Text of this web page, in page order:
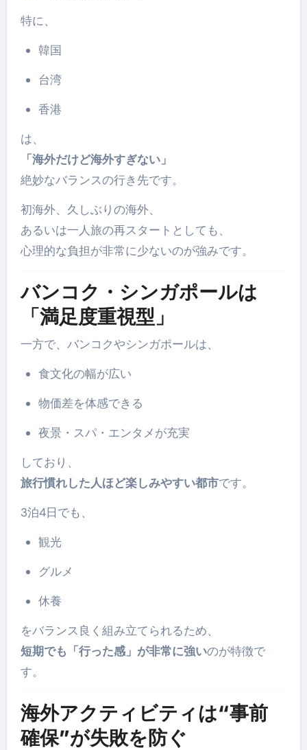
特に、
韓国
台湾
香港
は、
「海外だけど海外すぎない」
絶妙なバランスの行き先です。
初海外、久しぶりの海外、
あるいは一人旅の再スタートとしても、
心理的な負担が非常に少ないのが強みです。
バンコク・シンガポールは
「満足度重視型」
一方で、バンコクやシンガポールは、
食文化の幅が広い
物価差を体感できる
夜景・スパ・エンタメが充実
しており、
旅行慣れした人ほど楽しみやすい都市です。
3泊4日でも、
観光
グルメ
休養
をバランス良く組み立てられるため、
短期でも「行った感」が非常に強いのが特徴で
す。
海外アクティビティは“事前
確保”が失敗を防ぐ